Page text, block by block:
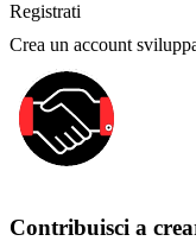
Registrati
Crea un account
Contribuisci a